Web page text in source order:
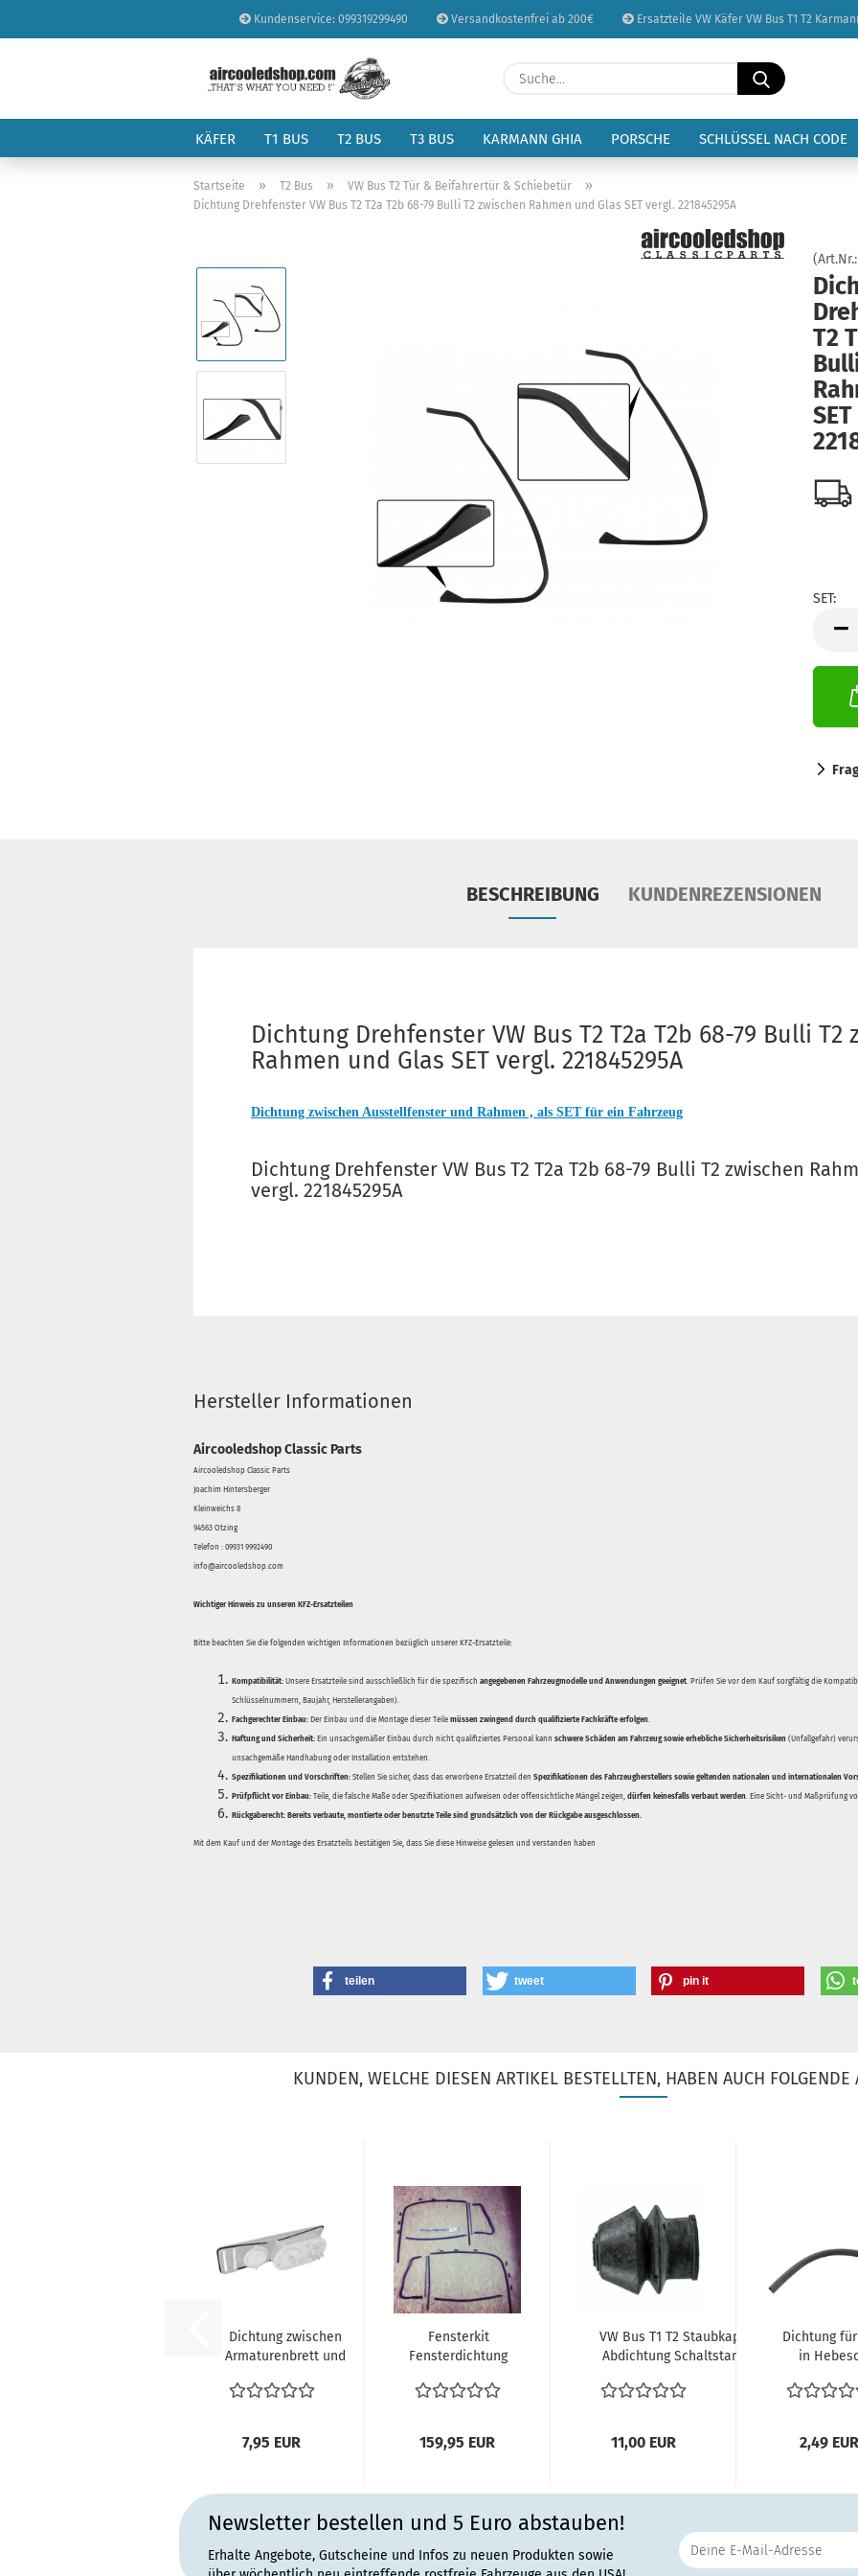
Kundenservice: 099319299490 Versandkostenfrei ab 200€ Ersatzteile VW Käfer VW Bus T1 T2
Sprache auswählen
Lieferland
Konto erstellen
Passwort
Suche...
KÄFER T1 BUS T2 BUS T3 BUS KARMANN GHIA PORSCHE SCHLÜSSEL NACH CODE
Startseite » T2 Bus » VW Bus T2 Tür & Beifahrertür & Schiebetür »
Dichtung Drehfenster VW Bus T2 T2a T2b 68-79 Bulli T2 zwischen Rahmen und Glas SET vergl. 221845295A
(Art.Nr.:
T2
SET:
BESCHREIBUNG KUNDENREZENSIONEN
Dichtung Drehfenster VW Bus T2 T2a T2b 68-79 Bulli T2
Rahmen und Glas SET vergl. 221845295A
Dichtung zwischen Ausstellfenster und Rahmen , als SET für ein Fahrzeug
Dichtung Drehfenster VW Bus T2 T2a T2b 68-79 Bulli T2 zwischen
vergl. 221845295A
Hersteller Informationen
Aircooledshop Classic Parts
Aircooledshop Classic Parts
Joachim Hintersberger
Kleinweichs 8
94563 Otzing
Telefon : 09931 9992490
info@aircooledshop.com
Wichtiger Hinweis zu unseren KFZ-Ersatzteilen
Bitte beachten Sie die folgenden wichtigen Informationen bezüglich unserer KFZ-Ersatzteile:
Kompatibilität: Unsere Ersatzteile sind ausschließlich für die spezifisch angegebenen Fahrzeugmodelle und Anwendungen geeignet. Prüfen Sie vor dem Kauf sorgfältig die
Schlüsselnummern, Baujahr, Herstellerangaben).
Fachgerechter Einbau: Der Einbau und die Montage dieser Teile müssen zwingend durch qualifizierte Fachkräfte erfolgen.
Haftung und Sicherheit: Ein unsachgemäßer Einbau durch nicht qualifiziertes Personal kann schwere Schäden am Fahrzeug sowie erhebliche Sicherheitsrisiken (Unfallgefahr)
unsachgemäße Handhabung oder Installation entstehen.
Spezifikationen und Vorschriften: Stellen Sie sicher, dass das erworbene Ersatzteil den Spezifikationen des Fahrzeugherstellers sowie geltenden nationalen und internationalen
Prüfpflicht vor Einbau: Teile, die falsche Maße oder Spezifikationen aufweisen oder offensichtliche Mängel zeigen, dürfen keinesfalls verbaut werden. Eine Sicht- und Maßprüfung
Rückgaberecht: Bereits verbaute, montierte oder benutzte Teile sind grundsätzlich von der Rückgabe ausgeschlossen.
Mit dem Kauf und der Montage des Ersatzteils bestätigen Sie, dass Sie diese Hinweise gelesen und verstanden haben
teilen tweet pin it
KUNDEN, WELCHE DIESEN ARTIKEL BESTELLTEN, HABEN AUCH FOLGENDE
Dichtung zwischen
Armaturenbrett und
Instrumententräger...
7,95 EUR
Fensterkit
Fensterdichtung
VW Bus...
159,95 EUR
VW Bus T1 T2 Staubkappe
Abdichtung Schaltstange
11,00 EUR
Dichtung
in
2,49 EUR
Newsletter bestellen und 5 Euro abstauben!
Erhalte Angebote, Gutscheine und Infos zu neuen Produkten sowie